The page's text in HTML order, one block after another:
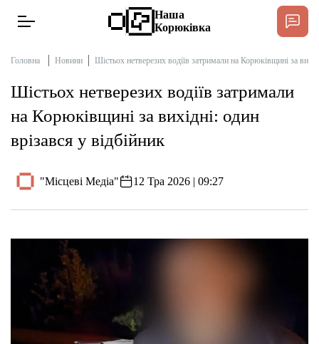
Новини
Тексти
Довідник
Спільнота Місцевих
Наша
Корюківка
Головна Новини Шістьох нетверезих водіїв затримали на Корюківщині за
Шістьох нетверезих водіїв затримали
на Корюківщині за вихідні: один
врізався у відбійник
"Місцеві Медіа" 12 Тра 2026 | 09:27